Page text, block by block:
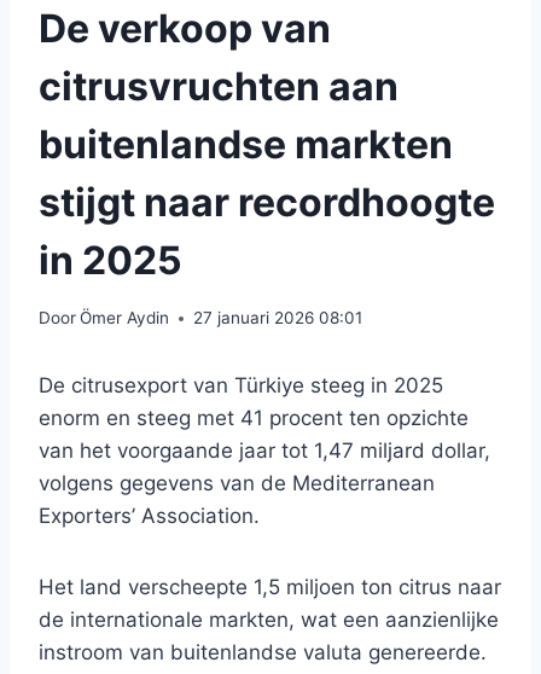
De verkoop van
citrusvruchten aan
buitenlandse markten
stijgt naar recordhoogte
in 2025
DoorÖmer Aydin 27 januari 2026 08:01
De citrusexport van Türkiye steeg in 2025
enorm en steeg met 41 procent ten opzichte
van het voorgaande jaar tot 1,47 miljard dollar,
volgens gegevens van de Mediterranean
Exporters’ Association.
Het land verscheepte 1,5 miljoen ton citrus naar
de internationale markten, wat een aanzienlijke
instroom van buitenlandse valuta genereerde.